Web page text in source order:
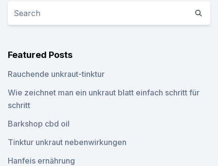
Featured Posts
Rauchende unkraut-tinktur
Wie zeichnet man ein unkraut blatt einfach schritt für
schritt
Barkshop cbd oil
Tinktur unkraut nebenwirkungen
Hanfeis ernährung